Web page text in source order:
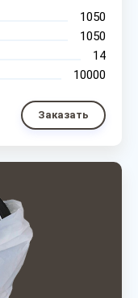
1050
1050
14
10000
Заказать